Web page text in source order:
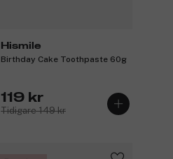
Hismile
Birthday Cake Toothpaste 60g
119 kr
Tidigare 149 kr